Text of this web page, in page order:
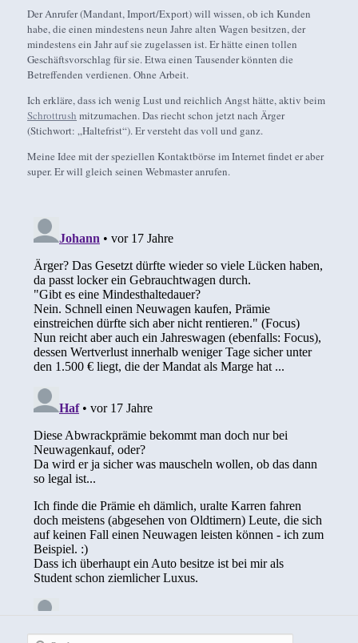
Der Anrufer (Mandant, Import/Export) will wissen, ob ich Kunden
habe, die einen mindestens neun Jahre alten Wagen besitzen, der
mindestens ein Jahr auf sie zugelassen ist. Er hätte einen tollen
Geschäftsvorschlag für sie. Etwa einen Tausender könnten die
Betreffenden verdienen. Ohne Arbeit.
Ich erkläre, dass ich wenig Lust und reichlich Angst hätte, aktiv beim
Schrottrush mitzumachen. Das riecht schon jetzt nach Ärger
(Stichwort: „Haltefrist“). Er versteht das voll und ganz.
Meine Idee mit der speziellen Kontaktbörse im Internet findet er aber
super. Er will gleich seinen Webmaster anrufen.
Suchen